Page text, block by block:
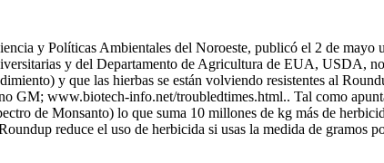
y Políticas Ambientales del Noroeste, publicó el 2 de
y del Departamento de Agricultura de EUA, USDA,
y que las hierbas se están volviendo resistentes al
GM; www.biotech-info.net/troubledtimes.html.. Tal como
de Monsanto) lo que suma 10 millones de kg más de
reduce el uso de herbicida si usas la medida de